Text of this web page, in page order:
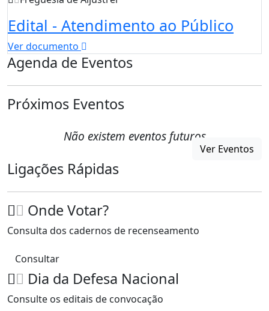
Edital - Atendimento ao Público
Ver documento
Agenda de Eventos
Próximos Eventos
Não existem eventos futuros
Ver Eventos
Ligações Rápidas
Onde Votar?
Consulta dos cadernos de recenseamento
Consultar
Dia da Defesa Nacional
Consulte os editais de convocação